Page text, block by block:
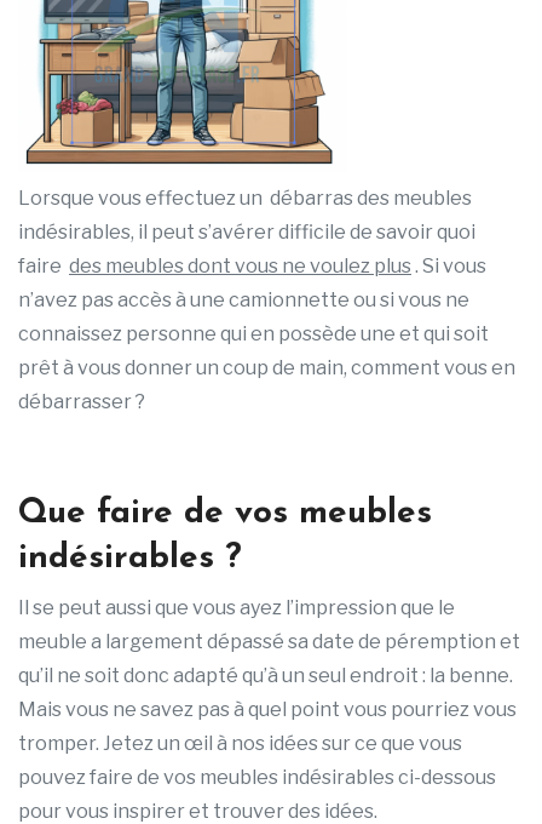
Lorsque vous effectuez un débarras des meubles
indésirables, il peut s’avérer difficile de savoir quoi
faire des meubles dont vous ne voulez plus . Si vous
n’avez pas accès à une camionnette ou si vous ne
connaissez personne qui en possède une et qui soit
prêt à vous donner un coup de main, comment vous en
débarrasser ?
Que faire de vos meubles
indésirables ?
Il se peut aussi que vous ayez l’impression que le
meuble a largement dépassé sa date de péremption et
qu’il ne soit donc adapté qu’à un seul endroit : la benne.
Mais vous ne savez pas à quel point vous pourriez vous
tromper. Jetez un œil à nos idées sur ce que vous
pouvez faire de vos meubles indésirables ci-dessous
pour vous inspirer et trouver des idées.